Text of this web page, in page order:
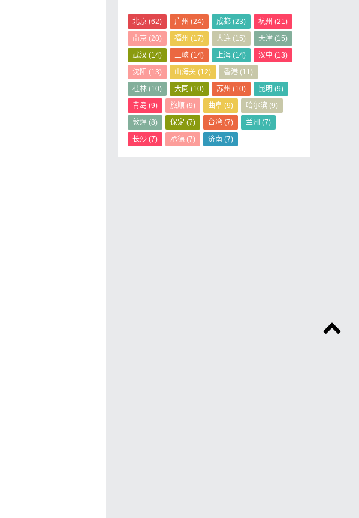
北京 (62) 广州 (24) 成都 (23) 杭州 (21)
南京 (20) 福州 (17) 大连 (15) 天津 (15)
武汉 (14) 三峡 (14) 上海 (14) 汉中 (13)
沈阳 (13) 山海关 (12) 香港 (11)
桂林 (10) 大同 (10) 苏州 (10) 昆明 (9)
青岛 (9) 旅顺 (9) 曲阜 (9) 哈尔滨 (9)
敦煌 (8) 保定 (7) 台湾 (7) 兰州 (7)
长沙 (7) 承德 (7) 济南 (7)